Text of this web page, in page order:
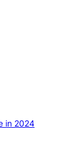
in 2024